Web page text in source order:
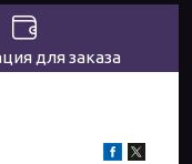
для заказа